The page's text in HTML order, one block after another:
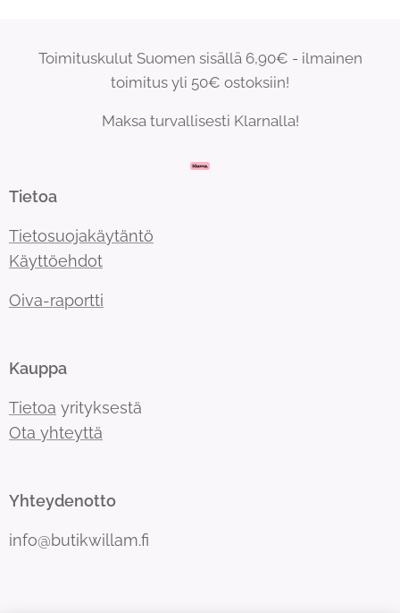
Toimituskulut Suomen sisällä 6,90€ - ilmainen
toimitus yli 50€ ostoksiin!
Maksa turvallisesti Klarnalla!
Tietoa
Tietosuojakäytäntö
Käyttöehdot
Oiva-raportti
Kauppa
Tietoa yrityksestä
Ota yhteyttä
Yhteydenotto
info@butikwillam.fi